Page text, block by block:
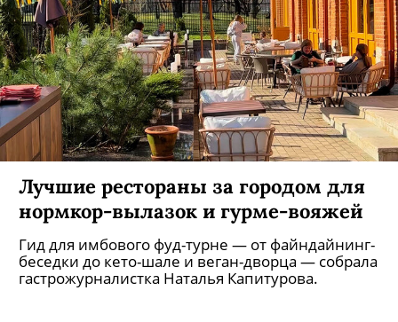
Лучшие рестораны за городом для
нормкор-вылазок и гурме-вояжей
Гид для имбового фуд-турне — от файндайнинг-
беседки до кето-шале и веган-дворца — собрала
гастрожурналистка Наталья Капитурова.